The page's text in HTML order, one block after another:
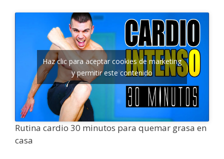
Haz clic para aceptar cookies de marketing
y permitir este contenido
Rutina cardio 30 minutos para quemar grasa en
casa